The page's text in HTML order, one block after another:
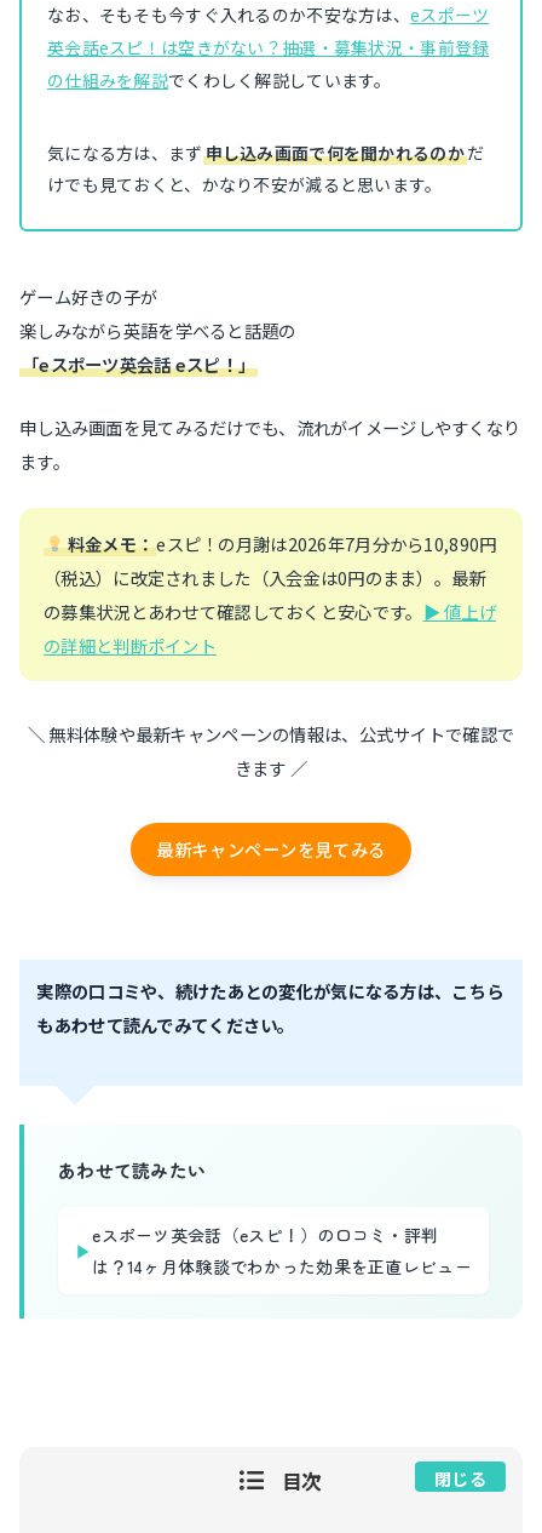
なお、そもそも今すぐ入れるのか不安な方は、 eスポーツ
英会話eスピ！は空きがない？抽選・募集状況・事前登録
の仕組みを解説でくわしく解説しています。
気になる方は、まず申し込み画面で何を聞かれるのかだ
けでも見ておくと、かなり不安が減ると思います。
ゲーム好きの子が
楽しみながら英語を学べると話題の
「eスポーツ英会話 eスピ！」
申し込み画面を見てみるだけでも、流れがイメージしやすくなり
ます。
料金メモ：eスピ！の月謝は2026年7月分から10,890円
（税込）に改定されました（入会金は0円のまま）。最新
の募集状況とあわせて確認しておくと安心です。 ▶ 値上げ
の詳細と判断ポイント
＼ 無料体験や最新キャンペーンの情報は、公式サイトで確認で
きます ／
最新キャンペーンを見てみる
実際の口コミや、続けたあとの変化が気になる方は、こちら
もあわせて読んでみてください。
あわせて読みたい
▶
eスポーツ英会話（eスピ！）の口コミ・評判
は？14ヶ月体験談でわかった効果を正直レビュー
目次 閉じる